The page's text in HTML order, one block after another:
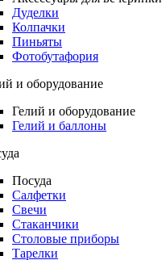
Дуделки
Колпачки
Пиньяты
Фотобутафория
и оборудование
Гелий и оборудование
Гелий и баллоны
Посуда
Салфетки
Свечи
Стаканчики
Столовые приборы
Тарелки